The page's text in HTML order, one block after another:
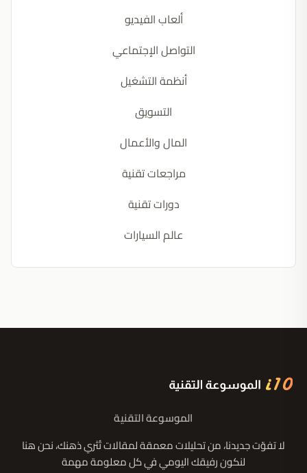
ألعاب الفيديو
التواصل الإجتماعي
أنظمة التشغيل
التسويق
المال والأعمال
مراجعات تقنية
دورات تقنية
عالم السيارات
الموسوعة التقنية
لا تفوّت جديدنا، من تحليلات معمقة لمقالات تُثري ذهنك، نحن هنا
لنكون رفيقك اليومي في كل معلومة مهمة